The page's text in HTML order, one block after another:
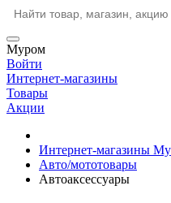
Муром
Войти
Интернет-магазины
Товары
Акции
Интернет-магазины
Авто/мототовары
Автоаксессуары